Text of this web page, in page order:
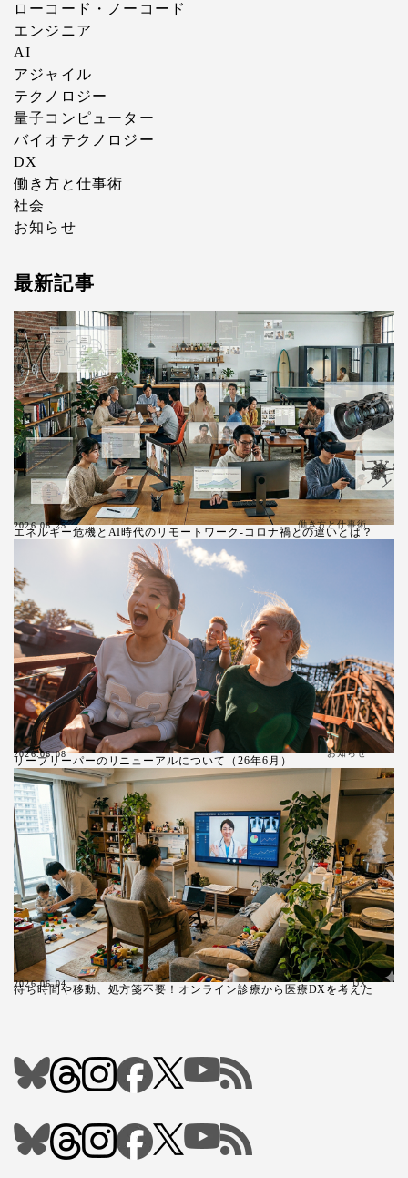
ローコード・ノーコード
エンジニア
AI
アジャイル
テクノロジー
量子コンピューター
バイオテクノロジー
DX
働き方と仕事術
社会
お知らせ
最新記事
エネルギー危機とAI時代のリモートワーク-コロナ禍との違いとは？
2026.06.25 働き方と仕事術
リープリーパーのリニューアルについて（26年6月）
2026.06.08 お知らせ
待ち時間や移動、処方箋不要！オンライン診療から医療DXを考えた
2026.06.04 DX